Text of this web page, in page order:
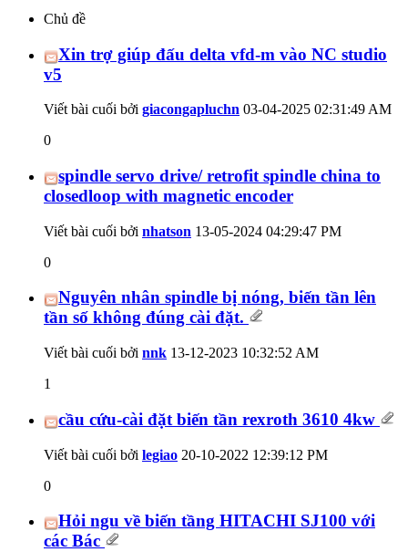
Chủ đề
Xin trợ giúp đấu delta vfd-m vào NC studio
v5
Viết bài cuối bởi giacongapluchn 03-04-2025 02:31:49 AM
0
spindle servo drive/ retrofit spindle china to
closedloop with magnetic encoder
Viết bài cuối bởi nhatson 13-05-2024 04:29:47 PM
0
Nguyên nhân spindle bị nóng, biến tần lên
tần số không đúng cài đặt.
Viết bài cuối bởi nnk 13-12-2023 10:32:52 AM
1
cầu cứu-cài đặt biến tần rexroth 3610 4kw
Viết bài cuối bởi legiao 20-10-2022 12:39:12 PM
0
Hỏi ngu về biến tầng HITACHI SJ100 với
các Bác